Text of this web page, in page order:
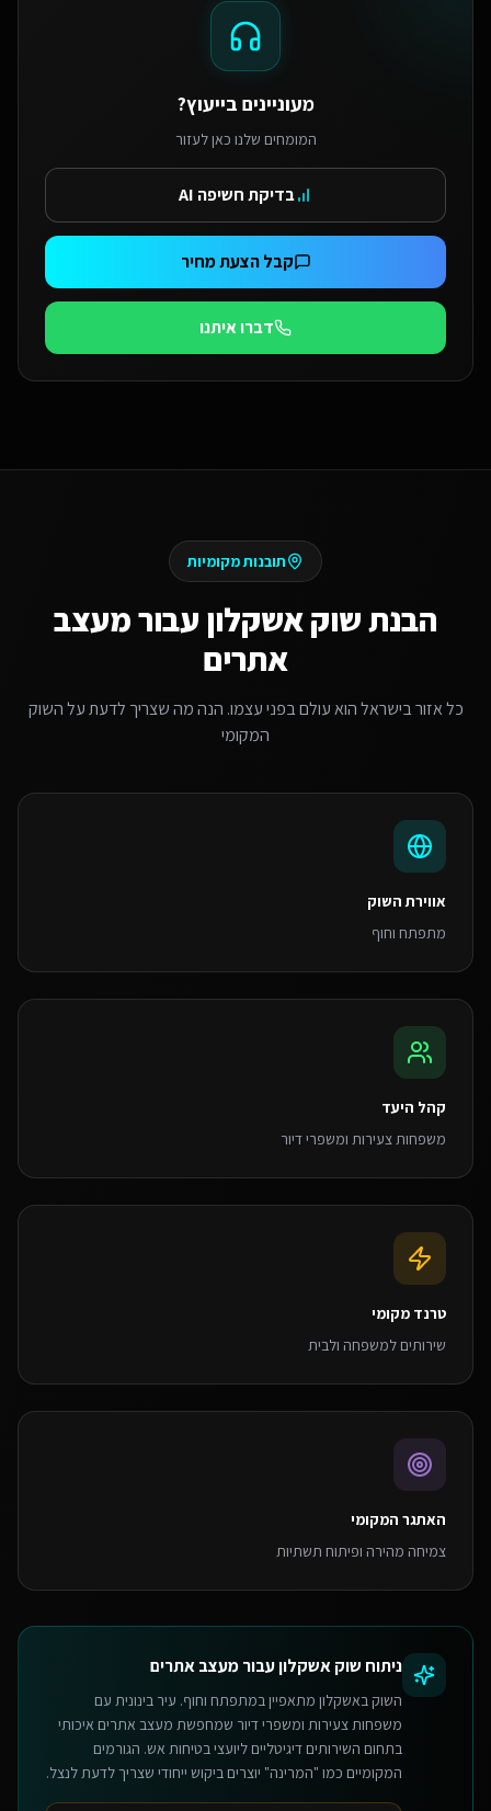
מעוניינים בייעוץ?
המומחים שלנו כאן לעזור
בדיקת חשיפה AI
קבל הצעת מחיר
דברו איתנו
תובנות מקומיות
הבנת שוקאשקלון עבורמעצב
אתרים
כל אזור בישראל הוא עולם בפני עצמו. הנה מה שצריך לדעת על השוק
המקומי
אווירת השוק
מתפתח וחוף
קהל היעד
משפחות צעירות ומשפרי דיור
טרנד מקומי
שירותים למשפחה ולבית
האתגר המקומי
צמיחה מהירה ופיתוח תשתיות
ניתוח שוקאשקלוןעבורמעצב אתרים
השוק באשקלון מתאפיין במתפתח וחוף. עיר בינונית עם
משפחות צעירות ומשפרי דיור שמחפשת מעצב אתרים איכותי
בתחום השירותים דיגיטליים ליועצי בטיחות אש. הגורמים
המקומיים כמו "המרינה" יוצרים ביקוש ייחודי שצריך לדעת לנצל.